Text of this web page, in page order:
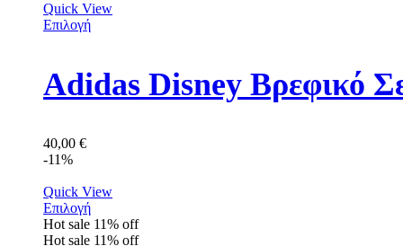
Quick View
Επιλογή
Adidas Disney Βρεφικό
40,00 €
-11%
Quick View
Επιλογή
Hot sale 11% off
Hot sale 11% off